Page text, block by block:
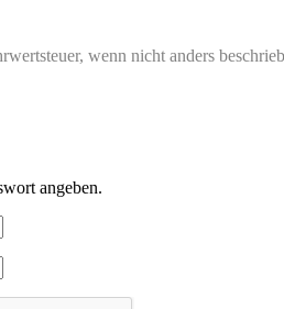
wenn nicht anders
angeben.